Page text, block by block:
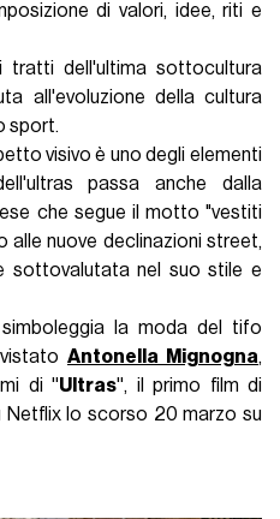
di valori, idee, riti e
tratti dell'ultima sottocultura
all'evoluzione della cultura
sport.
visivo è uno degli elementi
passa anche dalla
che segue il motto "vestiti
alle nuove declinazioni street,
sottovalutata nel suo stile e
la moda del tifo
Antonella Mignogna,
di ''Ultras'', il primo film di
Netflix lo scorso 20 marzo su